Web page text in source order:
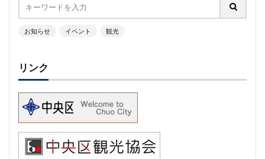
お知らせ イベント 観光
リンク